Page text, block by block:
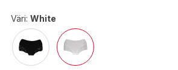
Väri: White